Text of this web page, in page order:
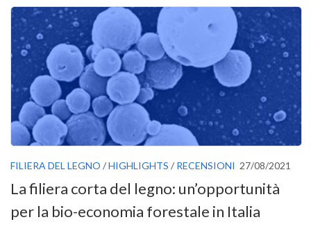
Versamento Quote di Iscrizione
Gruppi di Lavoro
Lista dei Gruppi di Lavoro SISEF
GdL Inquinamento e Foreste
GdL Terpeni in Ecologia
GdL Biodiversità Forestale
GdL Modellistica Forestale
GdL Selvicoltura
GdL Ecologia del Suolo
FILIERA DEL LEGNO /HIGHLIGHTS / RECENSIONI 27/08/2021
La filiera corta del legno: un’opportunità
per la bio-economia forestale in Italia